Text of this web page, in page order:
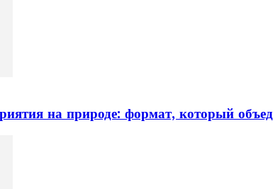
на природе: формат, который